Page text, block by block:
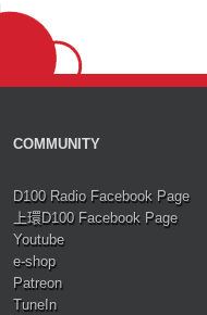
COMMUNITY
D100 Radio Facebook Page
上環D100 Facebook Page
Youtube
e-shop
Patreon
TuneIn